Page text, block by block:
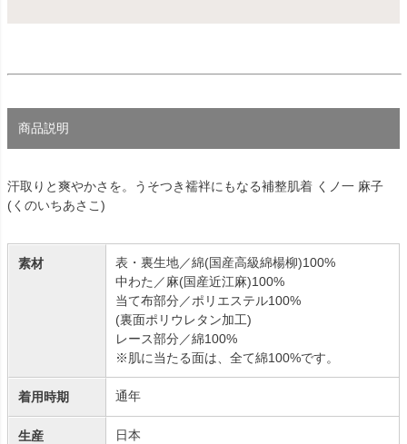
商品説明
汗取りと爽やかさを。うそつき襦袢にもなる補整肌着 くノ一 麻子
(くのいちあさこ)
素材
表・裏生地／綿(国産高級綿楊柳)100%
中わた／麻(国産近江麻)100%
当て布部分／ポリエステル100%
(裏面ポリウレタン加工)
レース部分／綿100%
※肌に当たる面は、全て綿100%です。
着用時期 通年
生産 日本